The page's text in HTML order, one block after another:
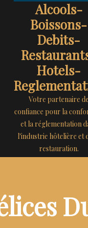
Alcools-
Boissons-
Debits-
Hotels-
Votre partenaire de
confiance pour la
et la réglementation
l'industrie hôtelière et
restauration.